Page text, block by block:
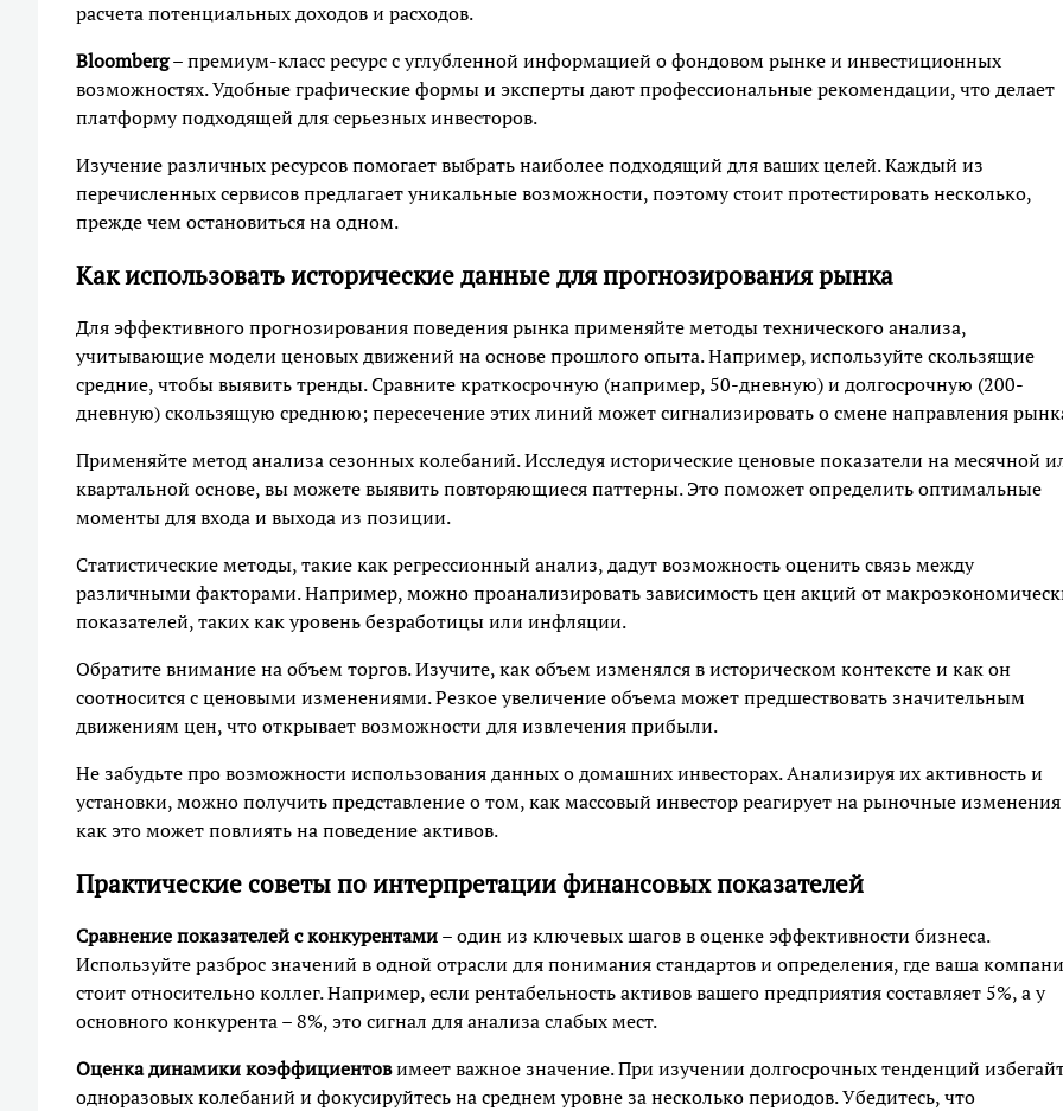
расчета потенциальных доходов и расходов.
Bloomberg– премиум-класс ресурс с углубленной информацией о фондовом рынке и инвестиционных
возможностях. Удобные графические формы и эксперты дают профессиональные рекомендации, что делает
платформу подходящей для серьезных инвесторов.
Изучение различных ресурсов помогает выбрать наиболее подходящий для ваших целей. Каждый из
перечисленных сервисов предлагает уникальные возможности, поэтому стоит протестировать несколько,
прежде чем остановиться на одном.
Как использовать исторические данные для прогнозирования рынка
Для эффективного прогнозирования поведения рынка применяйте методы технического анализа,
учитывающие модели ценовых движений на основе прошлого опыта. Например, используйте скользящие
средние, чтобы выявить тренды. Сравните краткосрочную (например, 50-дневную) и долгосрочную (200-
дневную) скользящую среднюю; пересечение этих линий может сигнализировать о смене направления
Применяйте метод анализа сезонных колебаний. Исследуя исторические ценовые показатели на месячной
квартальной основе, вы можете выявить повторяющиеся паттерны. Это поможет определить оптимальные
моменты для входа и выхода из позиции.
Статистические методы, такие как регрессионный анализ, дадут возможность оценить связь между
различными факторами. Например, можно проанализировать зависимость цен акций от
показателей, таких как уровень безработицы или инфляции.
Обратите внимание на объем торгов. Изучите, как объем изменялся в историческом контексте и как он
соотносится с ценовыми изменениями. Резкое увеличение объема может предшествовать значительным
движениям цен, что открывает возможности для извлечения прибыли.
Не забудьте про возможности использования данных о домашних инвесторах. Анализируя их активность и
установки, можно получить представление о том, как массовый инвестор реагирует на рыночные
как это может повлиять на поведение активов.
Практические советы по интерпретации финансовых показателей
Сравнение показателей с конкурентами– один из ключевых шагов в оценке эффективности бизнеса.
Используйте разброс значений в одной отрасли для понимания стандартов и определения, где ваша
стоит относительно коллег. Например, если рентабельность активов вашего предприятия составляет 5%, а у
основного конкурента – 8%, это сигнал для анализа слабых мест.
Оценка динамики коэффициентовимеет важное значение. При изучении долгосрочных тенденций
одноразовых колебаний и фокусируйтесь на среднем уровне за несколько периодов. Убедитесь, что